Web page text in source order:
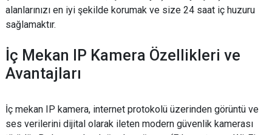
alanlarınızı en iyi şekilde korumak ve size 24 saat iç huzuru
sağlamaktır.
İç Mekan IP Kamera Özellikleri ve
Avantajları
İç mekan IP kamera, internet protokolü üzerinden görüntü ve
ses verilerini dijital olarak ileten modern güvenlik kamerası